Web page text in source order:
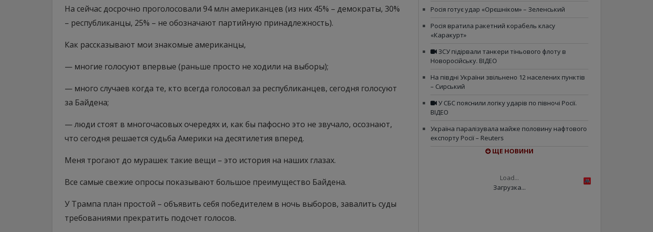
На сейчас досрочно проголосовали 94 млн американцев (из них 45% – демократы, 30%
– республиканцы, 25% – не обозначают партийную принадлежность).
Как рассказывают мои знакомые американцы,
— многие голосуют впервые (раньше просто не ходили на выборы);
— много случаев когда те, кто всегда голосовал за республиканцев, сегодня голосуют
за Байдена;
— люди стоят в многочасовых очередях и, как бы пафосно это не звучало, осознают,
что сегодня решается судьба Америки на десятилетия вперед.
Меня трогают до мурашек такие вещи – это история на наших глазах.
Все самые свежие опросы показывают большое преимущество Байдена.
У Трампа план простой – объявить себя победителем в ночь выборов, завалить суды
требованиями прекратить подсчет голосов.
Росія готує удар «Орєшніком» – Зеленський
Росія вратила ракетний корабель класу
«Каракурт»
ЗСУ підірвали танкери тіньового флоту в
Новоросійську. ВІДЕО
На півдні України звільнено 12 населених пунктів
– Сирський
У СБС пояснили логіку ударів по півночі Росії.
ВІДЕО
Україна паралізувала майже половину нафтового
експорту Росії – Reuters
ЩЕ НОВИНИ
Load...
Загрузка...